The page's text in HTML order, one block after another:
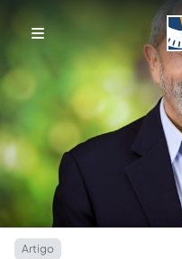
Artigo